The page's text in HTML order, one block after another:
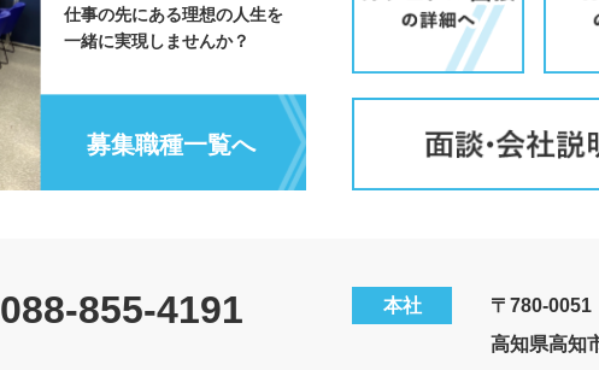
仕事の先にある理想の人生を
一緒に実現しませんか？
募集職種一覧へ
088-855-4191 本社
〒780-0051
高知県高知